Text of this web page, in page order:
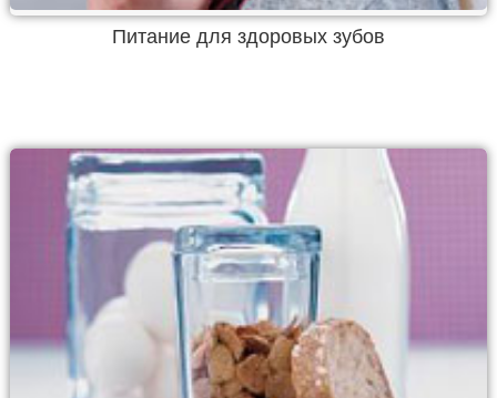
Питание для здоровых зубов